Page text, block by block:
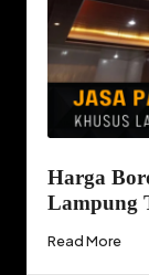
Harga
Lampung
Read More